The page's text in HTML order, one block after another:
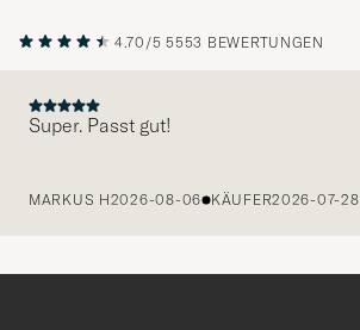
4.70/5 5553 BEWERTUNGEN
Super. Passt gut!
MARKUS H2026-08-06 KÄUFER2026-07-28